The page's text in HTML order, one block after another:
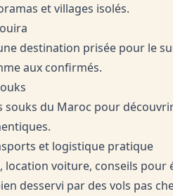
et villages isolés.
destination prisée pour le
aux confirmés.
souks du Maroc pour
et logistique pratique
location voiture, conseils pour
desservi par des vols pas